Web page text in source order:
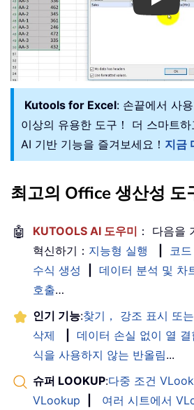
Play
Kutools for Excel: 손끝에서 사
이상의 유용한 도구！ 더 스마트
AI 기반 기능을 즐겨보세요！ 지금
최고의 Office 생산성 도
🤖 KUTOOLS AI 도우미 ： 다음을
혁신하기： 지능형 실행 코
수식 생성
데이터 분석 및 차
호출…
인기 기능:찾기， 강조 표시 또
삭제
데이터 손실 없이 열
식을 사용하지 않는 반올림...
슈퍼 LOOKUP:다중 조건
VLookup
여러 시트에서